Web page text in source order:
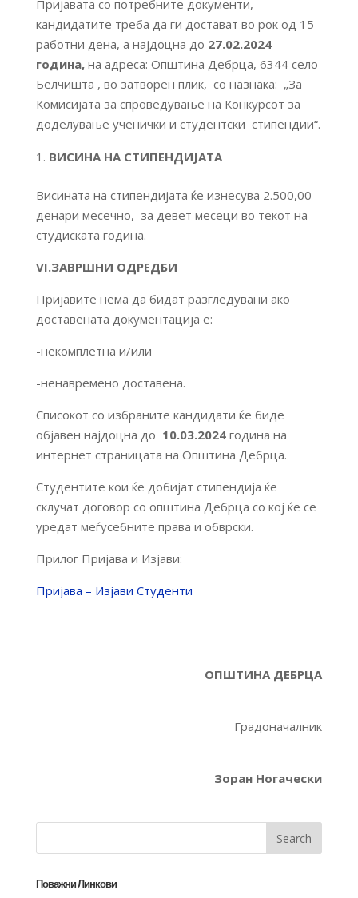
Пријавата со потребните документи,
кандидатите треба да ги достават во рок од 15
работни дена, а најдоцна до 27.02.2024
година,на адреса: Општина Дебрца, 6344 село
Белчишта , во затворен плик, со назнака: „За
Комисијата за спроведување на Конкурсот за
доделување ученички и студентски стипендии“.
ВИСИНА НА СТИПЕНДИЈАТА
Висината на стипендијата ќе изнесува 2.500,00
денари месечно, за девет месеци во текот на
студиската година.
VI.ЗАВРШНИ ОДРЕДБИ
Пријавите нема да бидат разгледувани ако
доставената документација е:
-некомплетна и/или
-ненавремено доставена.
Списокот со избраните кандидати ќе бидe
објавен најдоцна до 10.03.2024година на
интернет страницата на Општина Дебрца.
Студентите кои ќе добијат стипендија ќе
склучат договор со општина Дебрца со кој ќе се
уредат меѓусебните права и обврски.
Прилог Пријава и Изјави:
Пријава – Изјави Студенти
ОПШТИНА ДЕБРЦА
Градоначалник
Зоран Ногачески
Поважни Линкови